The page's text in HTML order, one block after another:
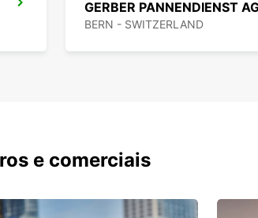
GERBER PANNENDIENST
BERN - SWITZERLAND
e comerciais